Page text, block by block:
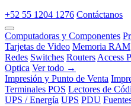
+52 55 1204 1276 Contáctanos
Computadoras y Componentes
Tarjetas de Video Memoria RAM
Redes Switches Routers Access
Optica Ver todo →
Impresión y Punto de Venta
Terminales POS Lectores de
UPS / Energía UPS PDU